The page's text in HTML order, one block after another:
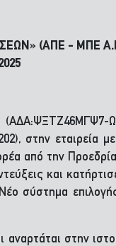
(ΑΠΕ - ΜΠΕ
(ΑΔΑ:ΨΞΤΖ46ΜΓΨ7-
στην εταιρεία
από την
και
σύστημα
αναρτάται στην